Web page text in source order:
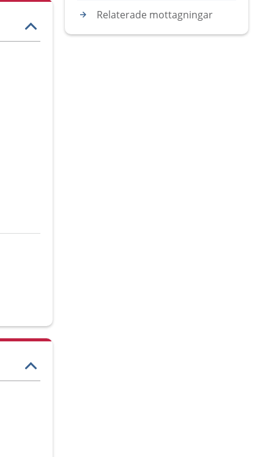
Relaterade mottagningar